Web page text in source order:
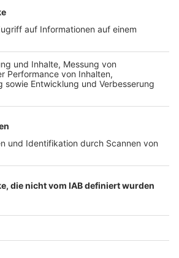
Datenschutz Impressum